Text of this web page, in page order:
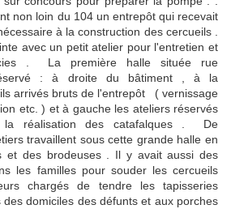
non loin du 104 un entrepôt qui recevait
à la construction des cercueils .
avec un petit atelier pour l'entretien et
. La première halle située rue
: à droite du bâtiment , à la
arrivés bruts de l'entrepôt ( vernissage
etc. ) et à gauche les ateliers réservés
la réalisation des catafalques . De
travaillent sous cette grande halle en
et des brodeuses . Il y avait aussi des
les familles pour souder les cercueils
chargés de tendre les tapisseries
domiciles des défunts et aux porches